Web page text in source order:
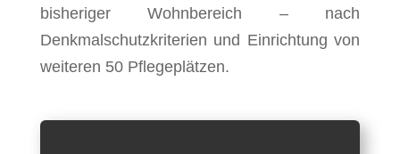
bisheriger Wohnbereich – nach
Denkmalschutzkriterien und Einrichtung von
weiteren 50 Pflegeplätzen.